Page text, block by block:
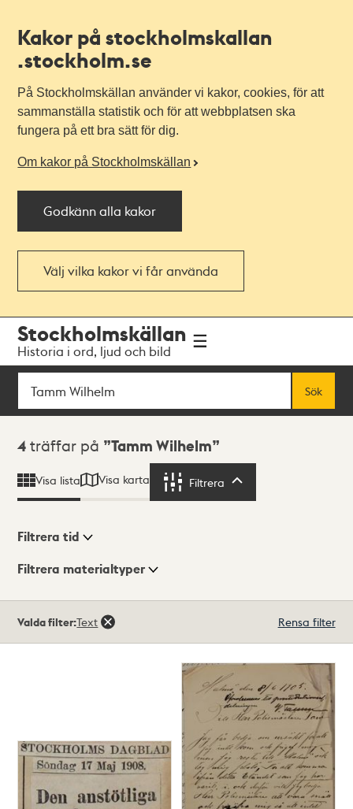
Kakor på stockholmskallan
.stockholm.se
På Stockholmskällan använder vi kakor, cookies, för att
sammanställa statistik och för att webbplatsen ska
fungera på ett bra sätt för dig.
Om kakor på Stockholmskällan
Godkänn alla kakor
Välj vilka kakor vi får använda
navigationen
huvudinnehållet
Stockholmskällan
Historia i ord, ljud och bild
Sök
Sök
Sökresultat
4 träffar på Tamm Wilhelm
Visa lista Visa karta Filtrera
Visningsläge
Filtrera tid
Filtrera materialtyper
träffar
Valda filter:Text Rensa filter